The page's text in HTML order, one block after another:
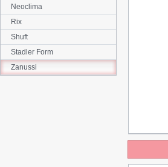
Neoclima
Rix
Shuft
Stadler Form
Zanussi